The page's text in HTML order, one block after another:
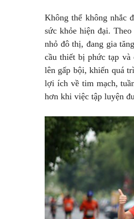
Không thể không nhắc
sức khỏe hiện đại.
nhỏ đô thị, đang gia
cầu thiết bị phức tạp
lên gấp bội, khiến quá
lợi ích về tim mạch,
hơn khi việc tập luyện